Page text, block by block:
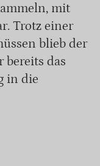
mit
Trotz einer
blieb der
bereits das
in die